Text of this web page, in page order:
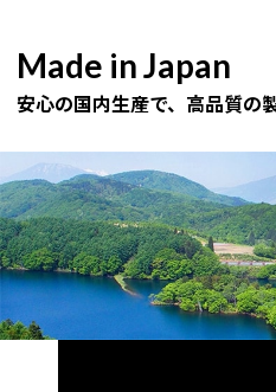
Made in Japan
安心の国内生産で、高品質の